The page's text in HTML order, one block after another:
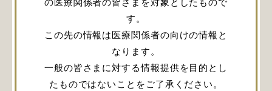
の医療関係者の皆さまを対象としたもので
す。
この先の情報は医療関係者の向けの情報と
なります。
一般の皆さまに対する情報提供を目的とし
たものではないことをご了承ください。
本ウェビナーはTeamsを使用したオンラインセミナ
*このセミナーの参加申込は、INTEGRA ONLINEか
らご登録ください。ご登録に当たり、INTEGRA